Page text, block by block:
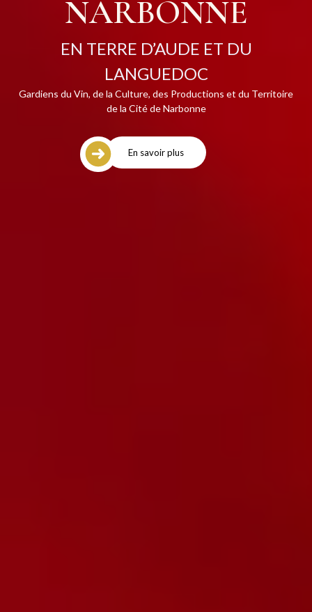
NARBONNE
EN TERRE D’AUDE ET DU
LANGUEDOC
Gardiens du Vin, de la Culture, des Productions et du Territoire
de la Cité de Narbonne
En savoir plus